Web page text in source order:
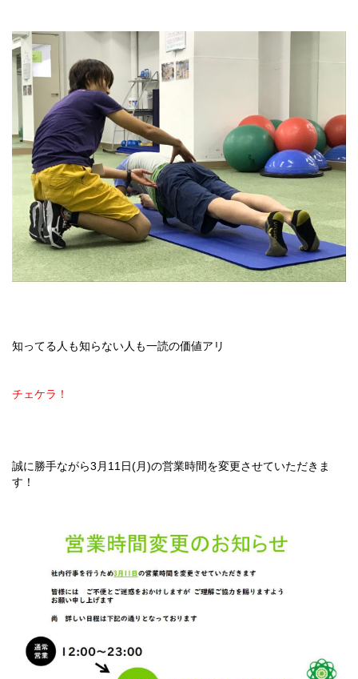
知ってる人も知らない人も一読の価値アリ
チェケラ！
誠に勝手ながら3月11日(月)の営業時間を変更させていただきま
す！